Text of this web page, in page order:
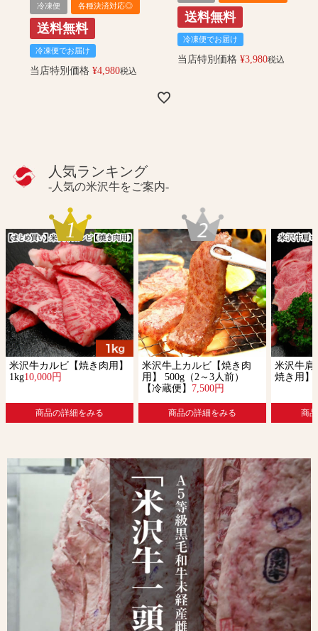
冷凍便 各種決済対応◎
送料無料
冷凍便でお届け
当店特別価格 ¥4,980税込
送料無料
冷凍便でお届け
当店特別価格 ¥3,980税込
人気ランキング
-人気の米沢牛をご案内-
米沢牛カルビ【焼き肉用】
1kg10,000円
商品の詳細をみる
米沢牛上カルビ【焼き肉
用】 500g（2～3人前）
【冷蔵便】 7,500円
商品の詳細をみる
米沢牛肩
焼き用】
商